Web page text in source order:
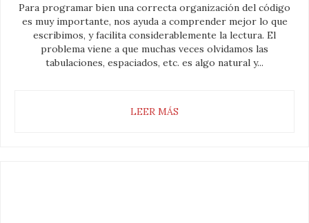
Para programar bien una correcta organización del código
es muy importante, nos ayuda a comprender mejor lo que
escribimos, y facilita considerablemente la lectura. El
problema viene a que muchas veces olvidamos las
tabulaciones, espaciados, etc. es algo natural y...
LEER MÁS